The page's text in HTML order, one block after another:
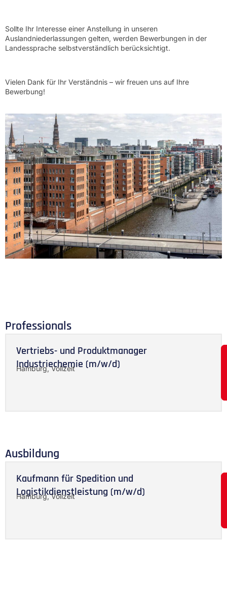
Sollte Ihr Interesse einer Anstellung in unseren
Auslandniederlassungen gelten, werden Bewerbungen in der
Landessprache selbstverständlich berücksichtigt.
Vielen Dank für Ihr Verständnis – wir freuen uns auf Ihre
Bewerbung!
Professionals
Vertriebs- und Produktmanager
Industriechemie (m/w/d)
Hamburg, Vollzeit
Ausbildung
Kaufmann für Spedition und
Logistikdienstleistung (m/w/d)
Hamburg, Vollzeit